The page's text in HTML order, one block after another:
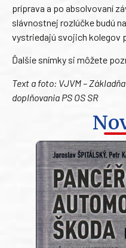
príprava a po absolvovaní
slávnostnej rozlúčke budú
vystriedajú svojich kolegov
Ďalšie snímky si môžete
Text a foto: VJVM –
doplňovania PS OS SR